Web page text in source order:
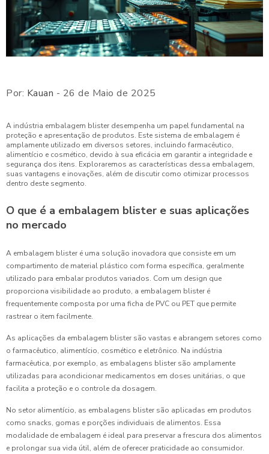
Por: Kauan - 26 de Maio de 2025
A indústria embalagem blister desempenha um papel fundamental na
proteção e apresentação de produtos. Este sistema de embalagem é
amplamente utilizado em diversos setores, incluindo farmacêutico,
alimentício e cosmético, devido à sua eficácia em garantir a integridade e
segurança dos itens. Exploraremos as características dessa embalagem,
suas vantagens e inovações, além de discutir como otimizar processos
dentro deste segmento.
O que é a embalagem blister e suas aplicações
no mercado
A embalagem blister é uma solução inovadora que consiste em um
compartimento de material plástico com forma específica, geralmente
utilizado para embalar produtos variados. Com um design que
proporciona visibilidade ao produto, a embalagem blister é
frequentemente composta por uma ficha de PVC ou PET que permite
rastrear o item facilmente.
As aplicações da embalagem blister são vastas e abrangem setores como
o farmacêutico, alimentício, cosmético e eletrônico. Na indústria
farmacêutica, por exemplo, as embalagens blister são amplamente
utilizadas para acondicionar medicamentos em doses unitárias, o que
facilita a proteção e o controle da dosagem.
No setor alimentício, as embalagens blister são aplicadas em produtos
como snacks, gomas e porções individuais de alimentos. Essa
modalidade de embalagem é ideal para preservar a frescura dos alimentos
e prolongar sua vida útil, além de oferecer praticidade ao consumidor.